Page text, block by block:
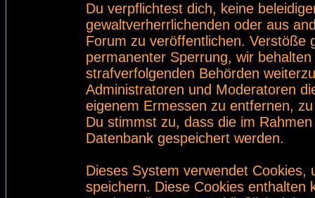
Du verpflichtest dich, keine
gewaltverherrlichenden oder aus
Forum zu veröffentlichen. Verstöße
permanenter Sperrung, wir
strafverfolgenden Behörden
Administratoren und Moderatoren
eigenem Ermessen zu entfernen,
Du stimmst zu, dass die im
Datenbank gespeichert werden.
Dieses System verwendet
speichern. Diese Cookies enthalten